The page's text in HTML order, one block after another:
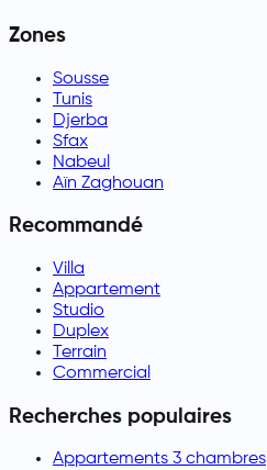
Zones
Sousse
Tunis
Djerba
Sfax
Nabeul
Aïn Zaghouan
Recommandé
Villa
Appartement
Studio
Duplex
Terrain
Commercial
Recherches populaires
Appartements 3 chambres